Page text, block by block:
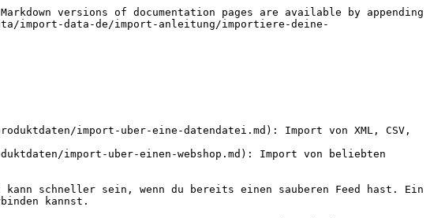
versions of documentation pages are available by appending
import-data-de/import-anleitung/importiere-deine-
import-uber-eine-datendatei.md): Import von XML, CSV,
import-uber-einen-webshop.md): Import von beliebten
schneller sein, wenn du bereits einen sauberen Feed hast. Ein
kannst.